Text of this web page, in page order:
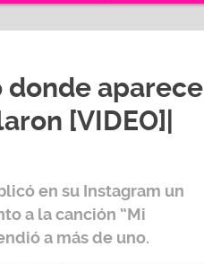
donde aparece
[VIDEO]|
en su Instagram un
a la canción “Mi
a más de uno.
95.9 FM